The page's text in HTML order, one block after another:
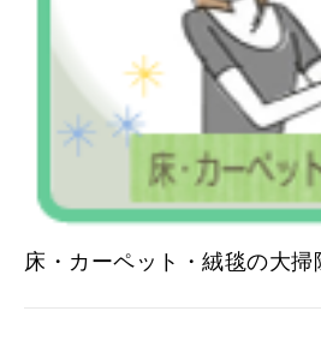
床・カーペット・絨毯の大掃